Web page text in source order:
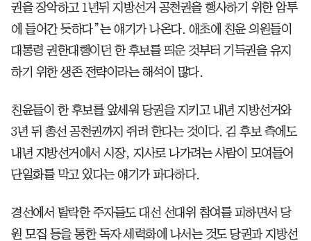
권을 장악하고 1년뒤 지방선거 공천권을 행사하기 위한 암투
에 들어간 듯하다”는 얘기가 나온다. 애초에 친윤 의원들이
대통령 권한대행이던 한 후보를 띄운 것부터 기득권을 유지
하기 위한 생존 전략이라는 해석이 많다.
친윤들이 한 후보를 앞세워 당권을 지키고 내년 지방선거와
3년 뒤 총선 공천권까지 쥐려 한다는 것이다. 김 후보 측에도
내년 지방선거에서 시장, 지사로 나가려는 사람이 모여들어
단일화를 막고 있다는 얘기가 파다하다.
경선에서 탈락한 주자들도 대선 선대위 참여를 피하면서 당
원 모집 등을 통한 독자 세력화에 나서는 것도 당권과 지방선